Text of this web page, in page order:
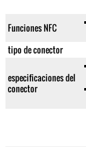
Funciones NFC
tipo de conector
especificaciones del
conector